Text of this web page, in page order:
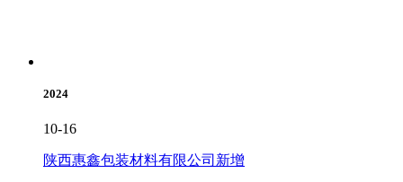
2024
10-16
陕西惠鑫包装材料有限公司新增